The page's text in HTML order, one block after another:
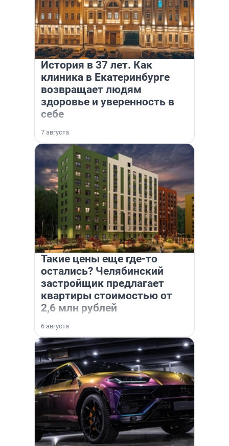
История в 37 лет. Как
клиника в Екатеринбурге
возвращает людям
здоровье и уверенность в
себе
7 августа
Такие цены еще где-то
остались? Челябинский
застройщик предлагает
квартиры стоимостью от
2,6 млн рублей
6 августа